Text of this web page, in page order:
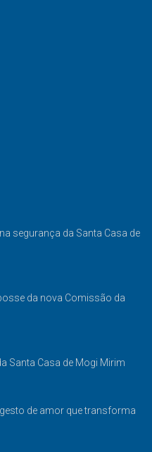
segurança da Santa Casa de
da nova Comissão da
Santa Casa de Mogi Mirim
de amor que transforma